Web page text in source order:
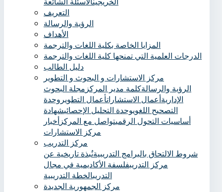
التعريف
الرؤية والرسالة
الأهداف
المزايا الخاصة بكلية اللغات والترجمة
الدرجات العلمية التي تمنحها كلية اللغات والترجمة
دليل الطالب
مركز الاستشارات و البحوث و التطوير
الرؤية والرسالةكلمة مدير المركز مجلة البحوث
الإداريةأعمال الاستشاراتأعمال التطوير وحدة
التصحيح اللغويوحدة التحليل الإحصائيشهادة
أساسيات التحول الرقميتواصل مع المركزأخبار
مركز الاستشارات
مركز التدريب
شروط الالتحاق بالبرامج التدريبيةنُبذة تاريخية عن
مركز التدريبفلسفة الأكاديمية في مجال
التدريبالخطة التدريبية
مركز الجمهورية الجديدة